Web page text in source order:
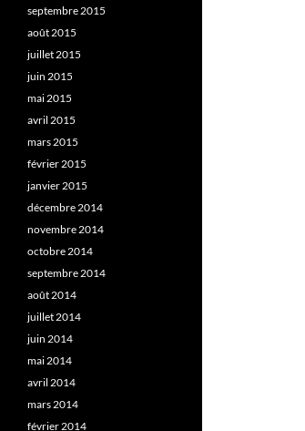
septembre 2015
août 2015
juillet 2015
juin 2015
mai 2015
avril 2015
mars 2015
février 2015
janvier 2015
décembre 2014
novembre 2014
octobre 2014
septembre 2014
août 2014
juillet 2014
juin 2014
mai 2014
avril 2014
mars 2014
février 2014